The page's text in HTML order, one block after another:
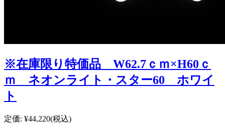
※在庫限り特価品 W62.7ｃｍ×H60ｃ
ｍ ネオンライト・スター60 ホワイ
ト
定価: ¥44,220(税込)